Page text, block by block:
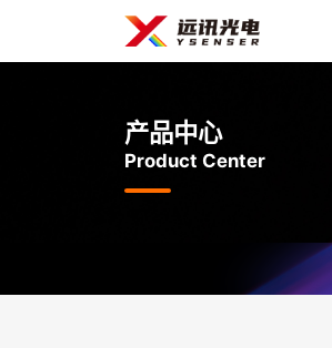
产品中心
Product Center